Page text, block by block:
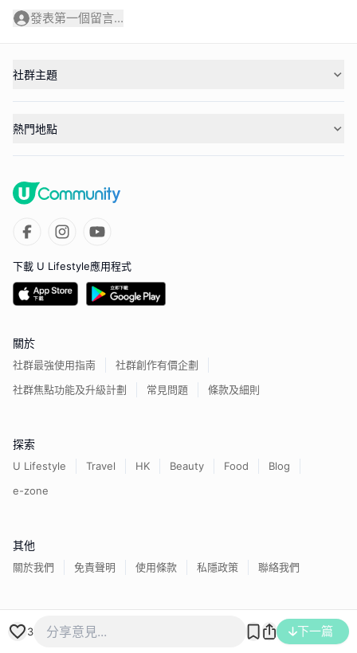
發表第一個留言...
3 下一篇
社群主題
熱門地點
下載 U Lifestyle應用程式
關於
社群最強使用指南
社群創作有價企劃
社群焦點功能及升級計劃
常見問題 條款及細則
探索
U Lifestyle Travel HK Beauty Food
Blog
e-zone
其他
關於我們 免責聲明 使用條款 私隱政策 聯絡我們
香港經濟日報版權所有©